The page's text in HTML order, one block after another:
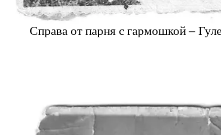
Справа от парня с гармошкой –